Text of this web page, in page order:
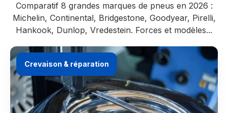
Comparatif 8 grandes marques de pneus en 2026 :
Michelin, Continental, Bridgestone, Goodyear, Pirelli,
Hankook, Dunlop, Vredestein. Forces et modèles...
Crevaison & réparation